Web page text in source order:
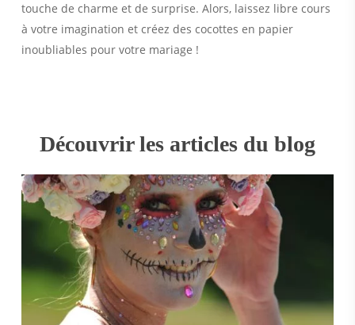
touche de charme et de surprise. Alors, laissez libre cours
à votre imagination et créez des cocottes en papier
inoubliables pour votre mariage !
Découvrir les articles du blog